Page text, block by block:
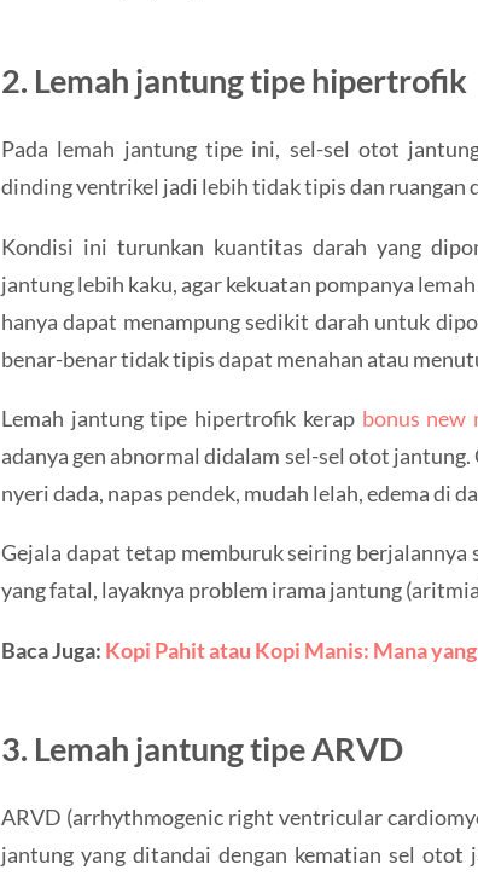
2. Lemah jantung tipe hipertrofik
Pada lemah jantung tipe ini, sel-sel otot
dinding ventrikel jadi lebih tidak tipis dan ruangan
Kondisi ini turunkan kuantitas darah yang
jantung lebih kaku, agar kekuatan pompanya
hanya dapat menampung sedikit darah untuk
benar-benar tidak tipis dapat menahan atau
Lemah jantung tipe hipertrofik kerap bonus new
adanya gen abnormal didalam sel-sel otot
nyeri dada, napas pendek, mudah lelah, edema di
Gejala dapat tetap memburuk seiring berjalannya
yang fatal, layaknya problem irama jantung
Baca Juga: Kopi Pahit atau Kopi Manis: Mana
3. Lemah jantung tipe ARVD
ARVD (arrhythmogenic right ventricular
jantung yang ditandai dengan kematian sel otot